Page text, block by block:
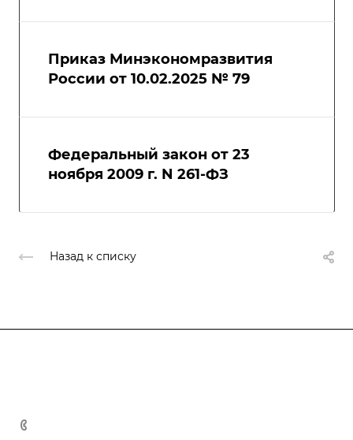
Приказ Минэкономразвития
России от 10.02.2025 № 79
Федеральный закон от 23
ноября 2009 г. N 261-ФЗ
Назад к списку
Разработка программ энергосбережения